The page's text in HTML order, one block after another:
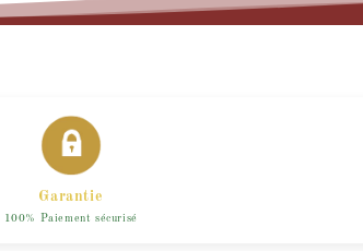
Garantie
100% Paiement sécurisé